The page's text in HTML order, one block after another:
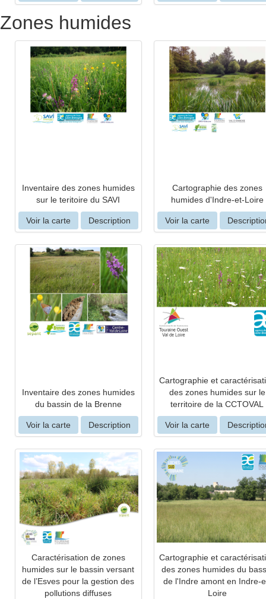
Zones humides
Inventaire des zones humides
sur le teritoire du SAVI
Voir la carte Description
Cartographie des zones
humides d'Indre-et-Loire
Voir la carte
Inventaire des zones humides
du bassin de la Brenne
Voir la carte Description
Cartographie et
des zones humides sur le
territoire de la CCTOVAL
Voir la carte
Caractérisation de zones
humides sur le bassin versant
de l’Esves pour la gestion des
pollutions diffuses
Cartographie et
des zones humides du
de l'Indre amont en Indre-
Loire